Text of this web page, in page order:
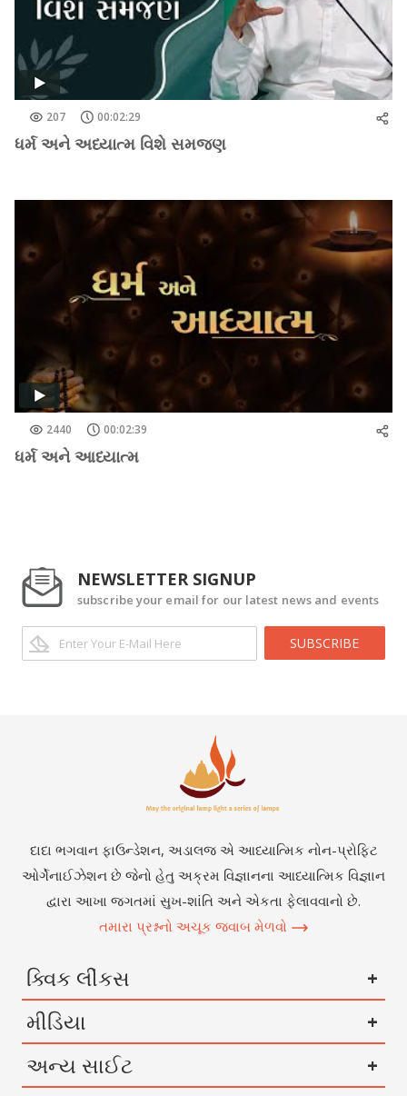
207 00:02:29
ધર્મ અને અધ્યાત્મ વિશે સમજણ
2440 00:02:39
ધર્મ અને આધ્યાત્મ
NEWSLETTER SIGNUP
subscribe your email for our latest news and events
SUBSCRIBE
દાદા ભગવાન ફાઉન્ડેશન, અડાલજ એ આધ્યાત્મિક નોન-પ્રોફિટ
ઓર્ગેનાઈઝેશન છે જેનો હેતુ અક્રમ વિજ્ઞાનના આધ્યાત્મિક વિજ્ઞાન
દ્વારા આખા જગતમાં સુખ-શાંતિ અને એકતા ફેલાવવાનો છે.
તમારા પ્રશ્નનો અચૂક જવાબ મેળવો
ક્વિક લીંકસ
મીડિયા
અન્ય સાઈટ